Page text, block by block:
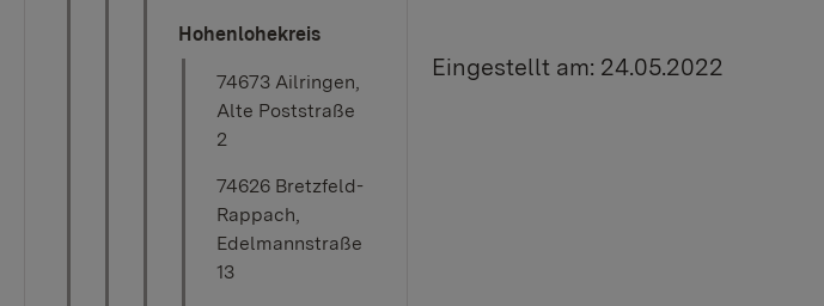
Hohenlohekreis
74673 Ailringen,
Alte Poststraße
2
74626 Bretzfeld-
Rappach,
Edelmannstraße
13
Eingestellt am: 24.05.2022